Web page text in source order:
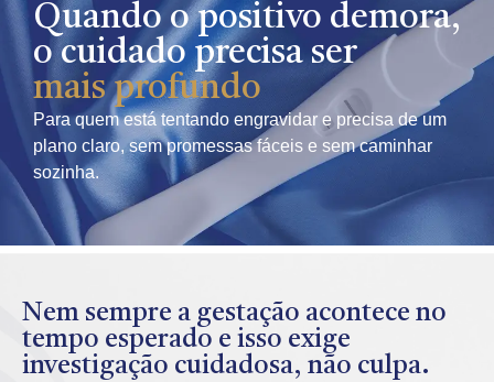
Quando o positivo demora,
o cuidado precisa ser
mais profundo
Para quem está tentando engravidar e precisa de um
plano claro, sem promessas fáceis e sem caminhar
sozinha.
Nem sempre a gestação acontece no
tempo esperado e isso exige
investigação cuidadosa, não culpa.